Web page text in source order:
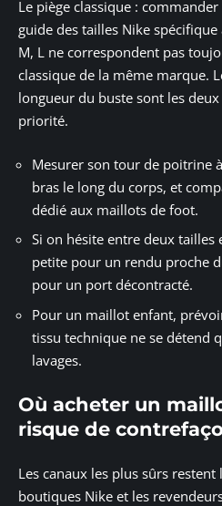
Le piège classique :
guide des tailles Nike
M, L ne correspondent pas
classique de la même marque.
longueur du buste sont les
priorité.
Mesurer son tour de poitrine
bras le long du corps, et
dédié aux maillots de foot.
Si on hésite entre deux
petite pour un rendu proche
pour un port décontracté.
Pour un maillot enfant,
tissu technique ne se détend
lavages.
Où acheter un
risque de
Les canaux les plus sûrs restent
boutiques Nike et les